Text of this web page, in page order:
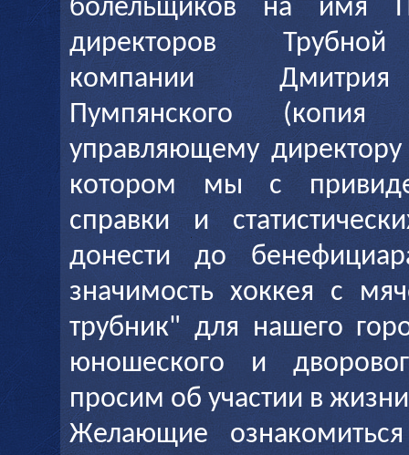
болельщиков на имя
директоров Трубной
компании Дмитрия
Пумпянского (копия
управляющему
котором мы с
справки и
донести до
значимость хоккея с
трубник" для нашего
юношеского и
просим об участии в
Желающие